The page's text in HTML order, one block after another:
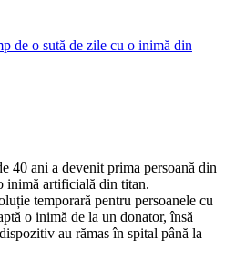
40 ani a devenit prima persoană din
inimă artificială din titan.
temporară pentru persoanele cu
o inimă de la un donator, însă
au rămas în spital până la